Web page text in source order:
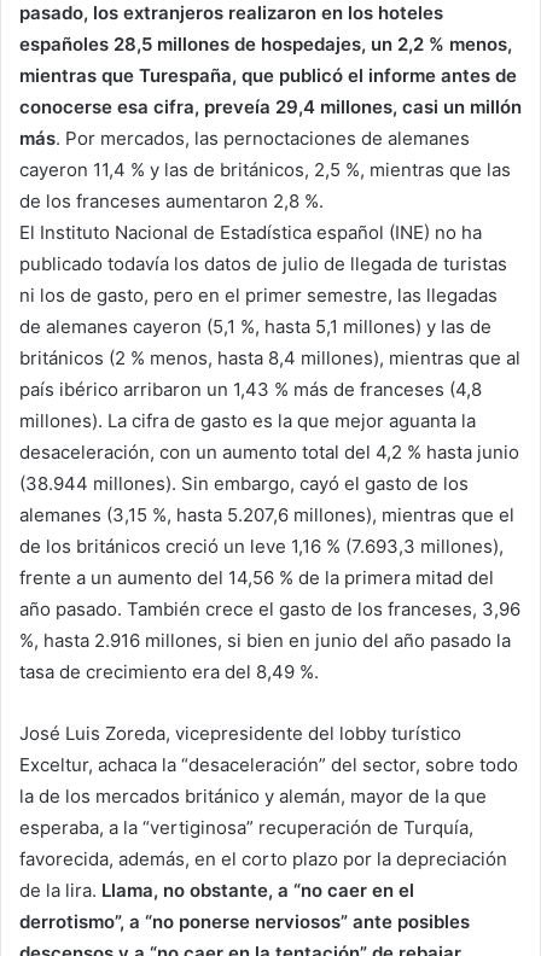
pasado, los extranjeros realizaron en los hoteles
españoles 28,5 millones de hospedajes, un 2,2 % menos,
mientras que Turespaña, que publicó el informe antes de
conocerse esa cifra, preveía 29,4 millones, casi un millón
más. Por mercados, las pernoctaciones de alemanes
cayeron 11,4 % y las de británicos, 2,5 %, mientras que las
de los franceses aumentaron 2,8 %.
El Instituto Nacional de Estadística español (INE) no ha
publicado todavía los datos de julio de llegada de turistas
ni los de gasto, pero en el primer semestre, las llegadas
de alemanes cayeron (5,1 %, hasta 5,1 millones) y las de
británicos (2 % menos, hasta 8,4 millones), mientras que al
país ibérico arribaron un 1,43 % más de franceses (4,8
millones). La cifra de gasto es la que mejor aguanta la
desaceleración, con un aumento total del 4,2 % hasta junio
(38.944 millones). Sin embargo, cayó el gasto de los
alemanes (3,15 %, hasta 5.207,6 millones), mientras que el
de los británicos creció un leve 1,16 % (7.693,3 millones),
frente a un aumento del 14,56 % de la primera mitad del
año pasado. También crece el gasto de los franceses, 3,96
%, hasta 2.916 millones, si bien en junio del año pasado la
tasa de crecimiento era del 8,49 %.
José Luis Zoreda, vicepresidente del lobby turístico
Exceltur, achaca la “desaceleración” del sector, sobre todo
la de los mercados británico y alemán, mayor de la que
esperaba, a la “vertiginosa” recuperación de Turquía,
favorecida, además, en el corto plazo por la depreciación
de la lira. Llama, no obstante, a “no caer en el
derrotismo”, a “no ponerse nerviosos” ante posibles